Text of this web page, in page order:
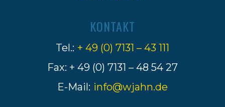
KONTAKT
Tel.: + 49 (0) 7131 – 43 111
Fax: + 49 (0) 7131 – 48 54 27
E-Mail: info@wjahn.de